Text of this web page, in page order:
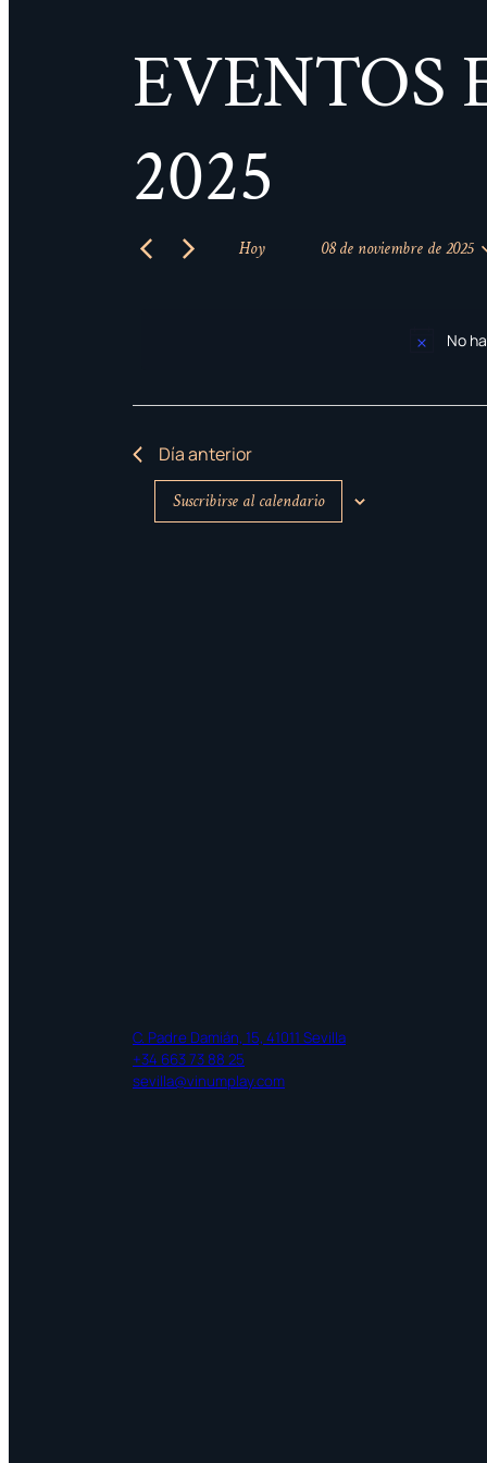
No
DE
EVENTOS
Busca
Eventos
palabra
clave.
EVENTOS
2025
Hoy 08 de noviembre de 2025
Día anterior
Suscribirse al calendario
C. Padre Damián, 15, 41011 Sevilla
+34 663 73 88 25
sevilla@vinumplay.com